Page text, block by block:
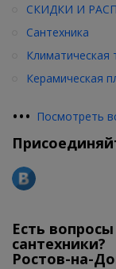
СКИДКИ И
Сантехника
Климатическая
Керамическая
••• Посмотреть
Есть
сантехники?
Ростов-на-